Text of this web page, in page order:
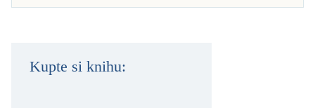
Kupte si knihu: